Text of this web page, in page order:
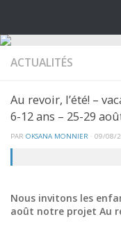
ACTUALITÉS
Au revoir, l’été! –
6-12 ans – 25-29
PAR OKSANA MONNIER · 09/08/
Nous invitons les
août notre projet Au